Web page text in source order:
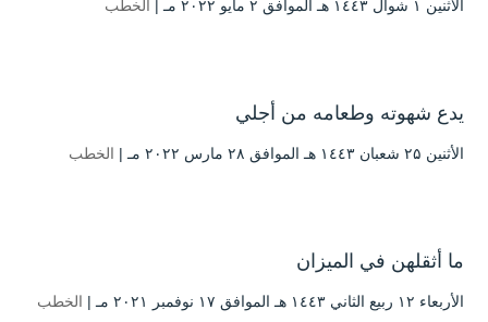
الأثنين ۱ شوال ۱٤٤۳ هـ الموافق ۲ مايو ۲۰۲۲ مـ | الخطب
يدع شهوته وطعامه من أجلي
الأثنين ۲۵ شعبان ۱٤٤۳ هـ الموافق ۲۸ مارس ۲۰۲۲ مـ | الخطب
ما أثقلهن في الميزان
الأربعاء ۱۲ ربيع الثاني ۱٤٤۳ هـ الموافق ۱۷ نوفمبر ۲۰۲۱ مـ | الخطب